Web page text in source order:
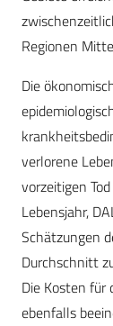
Regionen
Die
verlorene
vorzeitigen
Lebensjahr,
Schätzungen
Durchschnitt
Die Kosten für
ebenfalls